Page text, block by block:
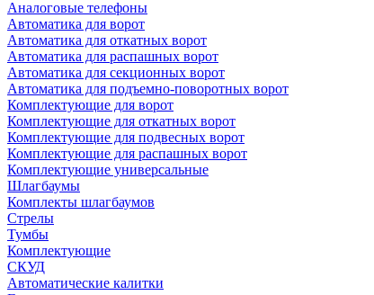
Аналоговые телефоны
Автоматика для ворот
Автоматика для откатных ворот
Автоматика для распашных ворот
Автоматика для секционных ворот
Автоматика для подъемно-поворотных ворот
Комплектующие для ворот
Комплектующие для откатных ворот
Комплектующие для подвесных ворот
Комплектующие для распашных ворот
Комплектующие универсальные
Шлагбаумы
Комплекты шлагбаумов
Стрелы
Тумбы
Комплектующие
СКУД
Автоматические калитки